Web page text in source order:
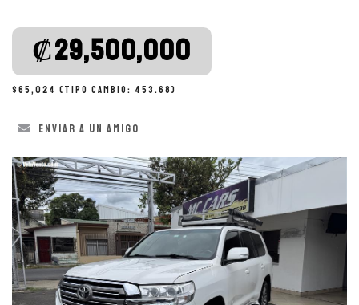
‎₡29,500,000
$65,024 (Tipo cambio: 453.68)
Enviar a un amigo